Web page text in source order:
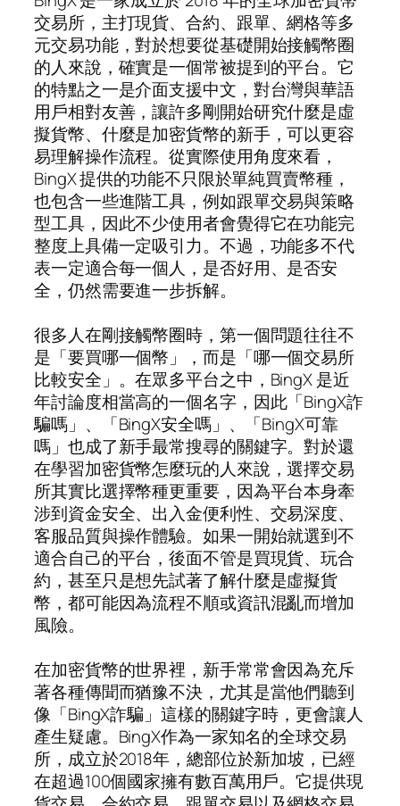
交易所，主打現貨、合約、跟單、網格等多
元交易功能，對於想要從基礎開始接觸幣圈
的人來說，確實是一個常被提到的平台。它
的特點之一是介面支援中文，對台灣與華語
用戶相對友善，讓許多剛開始研究什麼是虛
擬貨幣、什麼是加密貨幣的新手，可以更容
易理解操作流程。從實際使用角度來看，
BingX 提供的功能不只限於單純買賣幣種，
也包含一些進階工具，例如跟單交易與策略
型工具，因此不少使用者會覺得它在功能完
整度上具備一定吸引力。不過，功能多不代
表一定適合每一個人，是否好用、是否安
全，仍然需要進一步拆解。
很多人在剛接觸幣圈時，第一個問題往往不
是「要買哪一個幣」，而是「哪一個交易所
比較安全」。在眾多平台之中，BingX 是近
年討論度相當高的一個名字，因此「BingX詐
騙嗎」、「BingX安全嗎」、「BingX可靠
嗎」也成了新手最常搜尋的關鍵字。對於還
在學習加密貨幣怎麼玩的人來說，選擇交易
所其實比選擇幣種更重要，因為平台本身牽
涉到資金安全、出入金便利性、交易深度、
客服品質與操作體驗。如果一開始就選到不
適合自己的平台，後面不管是買現貨、玩合
約，甚至只是想先試著了解什麼是虛擬貨
幣，都可能因為流程不順或資訊混亂而增加
風險。
在加密貨幣的世界裡，新手常常會因為充斥
著各種傳聞而猶豫不決，尤其是當他們聽到
像「BingX詐騙」這樣的關鍵字時，更會讓人
產生疑慮。BingX作為一家知名的全球交易
所，成立於2018年，總部位於新加坡，已經
在超過100個國家擁有數百萬用戶。它提供現